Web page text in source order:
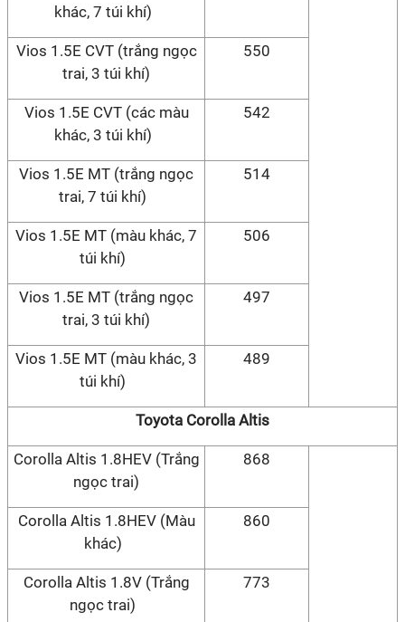
khác, 7 túi khí)
Vios 1.5E CVT (trắng ngọc
trai, 3 túi khí)
550
Vios 1.5E CVT (các màu
khác, 3 túi khí)
542
Vios 1.5E MT (trắng ngọc
trai, 7 túi khí)
514
Vios 1.5E MT (màu khác, 7
túi khí)
506
Vios 1.5E MT (trắng ngọc
trai, 3 túi khí)
497
Vios 1.5E MT (màu khác, 3
túi khí)
489
Toyota Corolla Altis
Corolla Altis 1.8HEV (Trắng
ngọc trai)
868
Corolla Altis 1.8HEV (Màu
khác)
860
Corolla Altis 1.8V (Trắng
ngọc trai)
773